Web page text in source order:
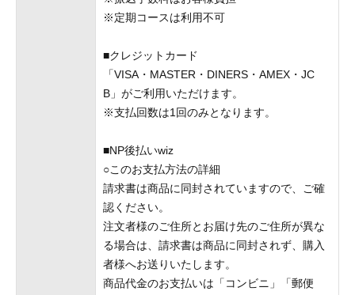
※定期コースは利用不可
■クレジットカード
「VISA・MASTER・DINERS・AMEX・JC
B」がご利用いただけます。
※支払回数は1回のみとなります。
■NP後払いwiz
○このお支払方法の詳細
請求書は商品に同封されていますので、ご確
認ください。
注文者様のご住所とお届け先のご住所が異な
る場合は、請求書は商品に同封されず、購入
者様へお送りいたします。
商品代金のお支払いは「コンビニ」「郵便